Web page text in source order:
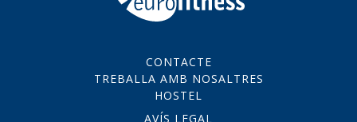
CONTACTE
TREBALLA AMB NOSALTRES
HOSTEL
AVÍS LEGAL